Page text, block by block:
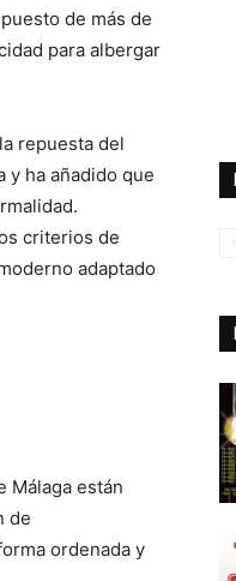
de más de
para albergar
repuesta del
y ha añadido que
criterios de
adaptado
Málaga están
de
ordenada y